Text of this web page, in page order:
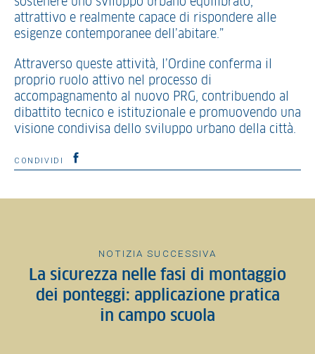
attrattivo e realmente capace di rispondere alle
esigenze contemporanee dell’abitare.”
Attraverso queste attività, l’Ordine conferma il
proprio ruolo attivo nel processo di
accompagnamento al nuovo PRG, contribuendo al
dibattito tecnico e istituzionale e promuovendo una
visione condivisa dello sviluppo urbano della città.
CONDIVIDI
NOTIZIA SUCCESSIVA
La sicurezza nelle fasi di montaggio
dei ponteggi: applicazione pratica
in campo scuola